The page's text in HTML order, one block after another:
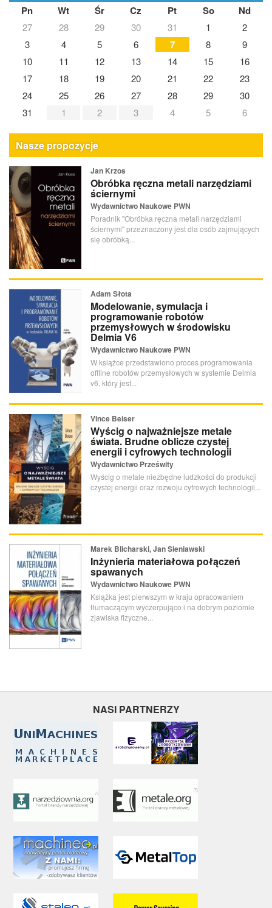
Pn Wt Śr Cz Pt So Nd
27 28 29 30 31 1
2
3
4 5 6 7 8
9
10
11 12 13 14 15
16
17
18 19 20 21 22
23
24
25 26 27 28 29
30
31
1 2 3 4 5 6
Nasze propozycje
Jan Krzos
Obróbka ręczna metali narzędziami
ściernymi
Wydawnictwo Naukowe PWN
Poradnik "Obróbka ręczna metali narzędziami
ściernymi" przeznaczony jest dla osób zajmujących
się obróbką...
Adam Słota
Modelowanie, symulacja i
programowanie robotów
przemysłowych w środowisku
Delmia V6
Wydawnictwo Naukowe PWN
W książce przedstawiono proces programowania
offline robotów przemysłowych w systemie Delmia
v6, który jest...
Vince Beiser
Wyścig o najważniejsze metale
świata. Brudne oblicze czystej
energii i cyfrowych technologii
Wydawnictwo Prześwity
Wyścig o metale niezbędne ludzkości do produkcji
czystej energii oraz rozwoju cyfrowych technologii...
Marek Blicharski, Jan Sieniawski
Inżynieria materiałowa połączeń
spawanych
Wydawnictwo Naukowe PWN
Książka jest pierwszym w kraju opracowaniem
tłumaczącym wyczerpująco i na dobrym poziomie
zjawiska fizyczne...
NASI PARTNERZY